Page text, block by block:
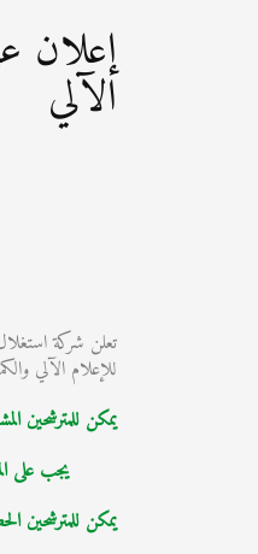
إعلان
الآلي
للإعلام الآلي
يمكن للمترشحين
يجب على
يمكن للمترشحين